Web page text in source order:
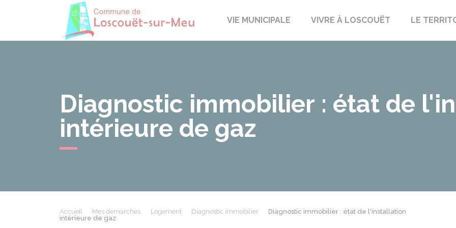
Loscouët-sur-Meu
VIE MUNICIPALE VIVRE À LOSCOUËT LE
Diagnostic immobilier : état de
intérieure de gaz
Accueil Mes démarches Logement Diagnostic immobilier
Diagnostic immobilier : état de l'installation
intérieure de gaz